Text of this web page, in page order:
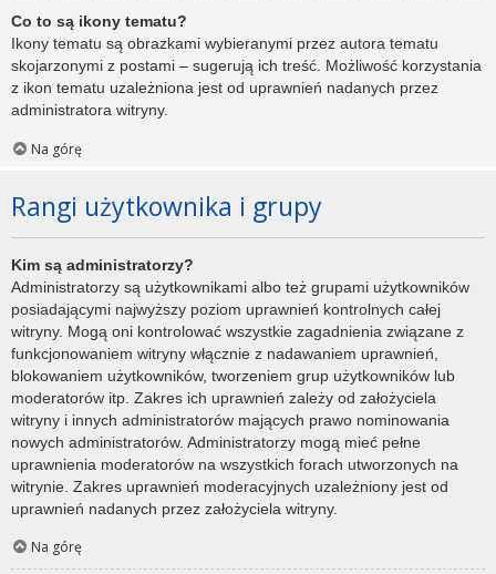
Co to są ikony tematu?
Ikony tematu są obrazkami wybieranymi przez autora tematu
skojarzonymi z postami – sugerują ich treść. Możliwość korzystania
z ikon tematu uzależniona jest od uprawnień nadanych przez
administratora witryny.
Na górę
Rangi użytkownika i grupy
Kim są administratorzy?
Administratorzy są użytkownikami albo też grupami użytkowników
posiadającymi najwyższy poziom uprawnień kontrolnych całej
witryny. Mogą oni kontrolować wszystkie zagadnienia związane z
funkcjonowaniem witryny włącznie z nadawaniem uprawnień,
blokowaniem użytkowników, tworzeniem grup użytkowników lub
moderatorów itp. Zakres ich uprawnień zależy od założyciela
witryny i innych administratorów mających prawo nominowania
nowych administratorów. Administratorzy mogą mieć pełne
uprawnienia moderatorów na wszystkich forach utworzonych na
witrynie. Zakres uprawnień moderacyjnych uzależniony jest od
uprawnień nadanych przez założyciela witryny.
Na górę